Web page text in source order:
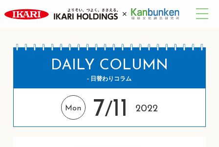
DAILY COLUMN
- 日替わりコラム
Mon 7/11 2022